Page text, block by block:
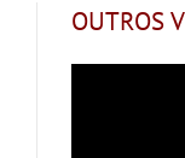
OUTROS